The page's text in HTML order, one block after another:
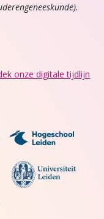
onze digitale tijdlijn